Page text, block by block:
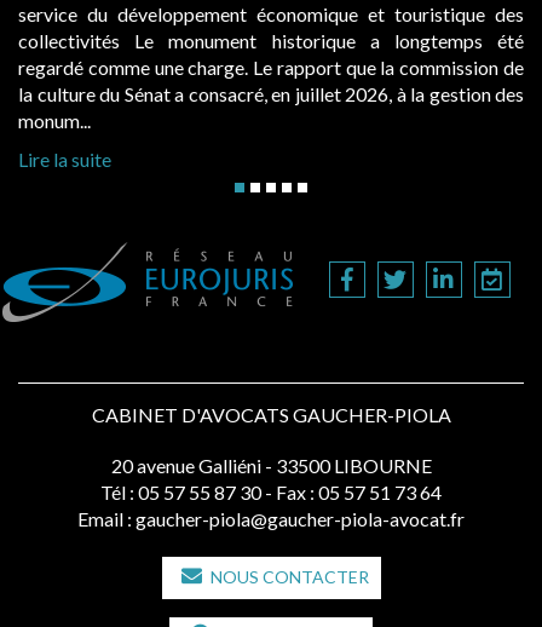
service du développement économique et touristique des
collectivités Le monument historique a longtemps été
regardé comme une charge. Le rapport que la commission de
la culture du Sénat a consacré, en juillet 2026, à la gestion des
monum...
Lire la suite
CABINET D'AVOCATS GAUCHER-PIOLA
20 avenue Galliéni - 33500 LIBOURNE
Tél : 05 57 55 87 30 - Fax : 05 57 51 73 64
Email : gaucher-piola@gaucher-piola-avocat.fr
NOUS CONTACTER